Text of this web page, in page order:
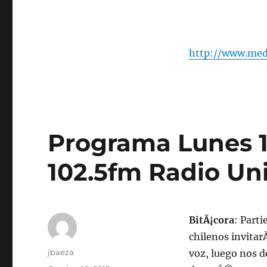
http://
Programa Lunes
102.5fm Radio
BitÃ¡cora:
chilenos
voz, luego nos
Author
jbaeza